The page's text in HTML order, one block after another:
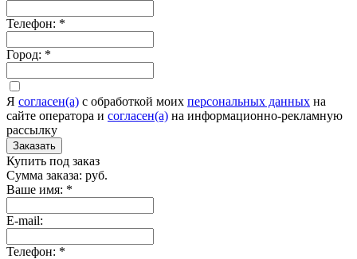
Телефон: *
Город: *
Я согласен(а) c обработкой моих персональных данных на
сайте оператора и согласен(а) на информационно-рекламную
рассылку
Заказать
Купить под заказ
Сумма заказа: руб.
Ваше имя: *
E-mail:
Телефон: *